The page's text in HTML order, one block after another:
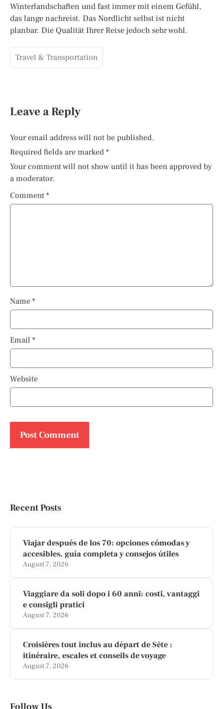
Winterlandschaften und fast immer mit einem Gefühl,
das lange nachreist. Das Nordlicht selbst ist nicht
planbar. Die Qualität Ihrer Reise jedoch sehr wohl.
Travel & Transportation
Leave a Reply
Your email address will not be published.
Required fields are marked *
Your comment will not show until it has been approved by
a moderator.
Comment *
Name *
Email *
Website
Recent Posts
Viajar después de los 70: opciones cómodas y
accesibles, guía completa y consejos útiles
August 7, 2026
Viaggiare da soli dopo i 60 anni: costi, vantaggi
e consigli pratici
August 7, 2026
Croisières tout inclus au départ de Sète :
itinéraire, escales et conseils de voyage
August 7, 2026
Follow Us